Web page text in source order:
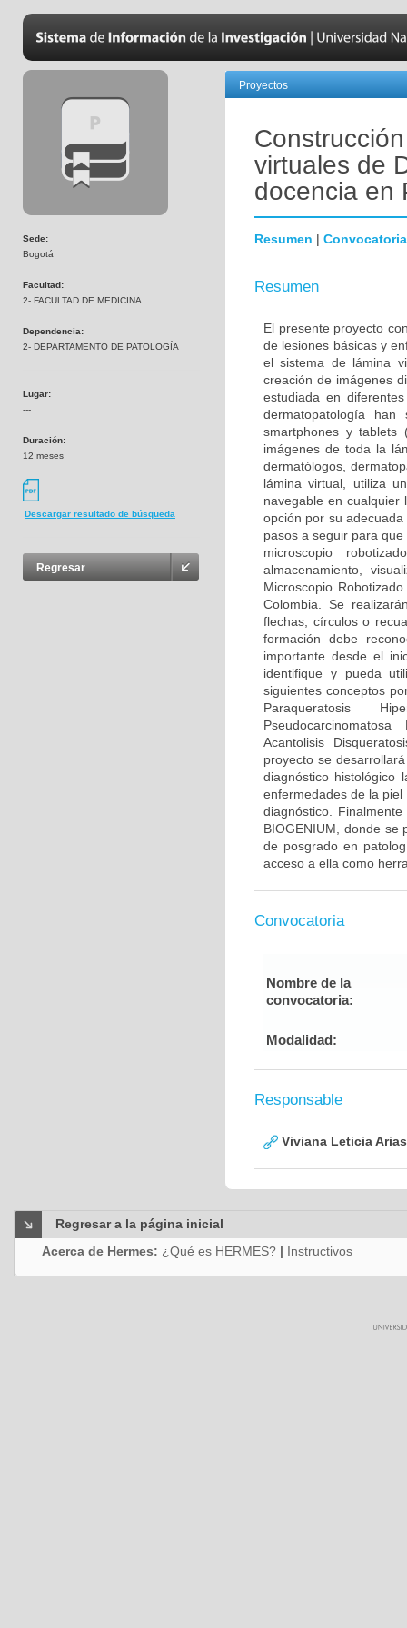
Sede:
Bogotá
Facultad:
2- FACULTAD DE MEDICINA
Dependencia:
2- DEPARTAMENTO DE PATOLOGÍA
Lugar:
---
Duración:
12 meses
Descargar resultado de búsqueda
Regresar
Proyectos
virtuales de
docencia en
Resumen | Convocatoria
Resumen
El presente proyecto
de lesiones básicas y
el sistema de lámina
creación de imágenes
estudiada en
dermatopatología
smartphones y tablets
imágenes de toda la
dermatólogos,
lámina virtual, utiliza
navegable en
opción por su
pasos a seguir para
microscopio
almacenamiento,
Microscopio
Colombia. Se
flechas, círculos o
formación debe
importante desde el
identifique y pueda
siguientes conceptos
Paraqueratosis
Acantolisis
proyecto se
diagnóstico histológico
enfermedades de la
diagnóstico.
BIOGENIUM, donde se
de posgrado en
acceso a ella como
Convocatoria
Nombre de la
convocatoria:
Modalidad:
Responsable
Viviana Leticia
Regresar a la página inicial
Acerca de Hermes: ¿Qué es HERMES? | Instructivos